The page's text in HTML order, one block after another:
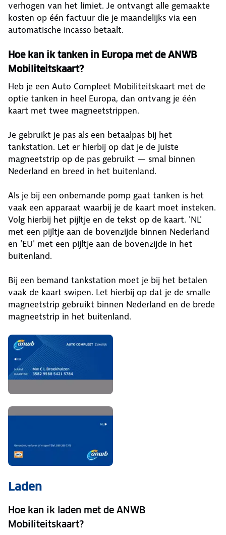
verhogen van het limiet. Je ontvangt alle gemaakte
kosten op één factuur die je maandelijks via een
automatische incasso betaalt.
Hoe kan ik tanken in Europa met de ANWB
Mobiliteitskaart?
Heb je een Auto Compleet Mobiliteitskaart met de
optie tanken in heel Europa, dan ontvang je één
kaart met twee magneetstrippen.
Je gebruikt je pas als een betaalpas bij het
tankstation. Let er hierbij op dat je de juiste
magneetstrip op de pas gebruikt — smal binnen
Nederland en breed in het buitenland.
Als je bij een onbemande pomp gaat tanken is het
vaak een apparaat waarbij je de kaart moet insteken.
Volg hierbij het pijltje en de tekst op de kaart. 'NL'
met een pijltje aan de bovenzijde binnen Nederland
en 'EU' met een pijltje aan de bovenzijde in het
buitenland.
Bij een bemand tankstation moet je bij het betalen
vaak de kaart swipen. Let hierbij op dat je de smalle
magneetstrip gebruikt binnen Nederland en de brede
magneetstrip in het buitenland.
Laden
Hoe kan ik laden met de ANWB
Mobiliteitskaart?